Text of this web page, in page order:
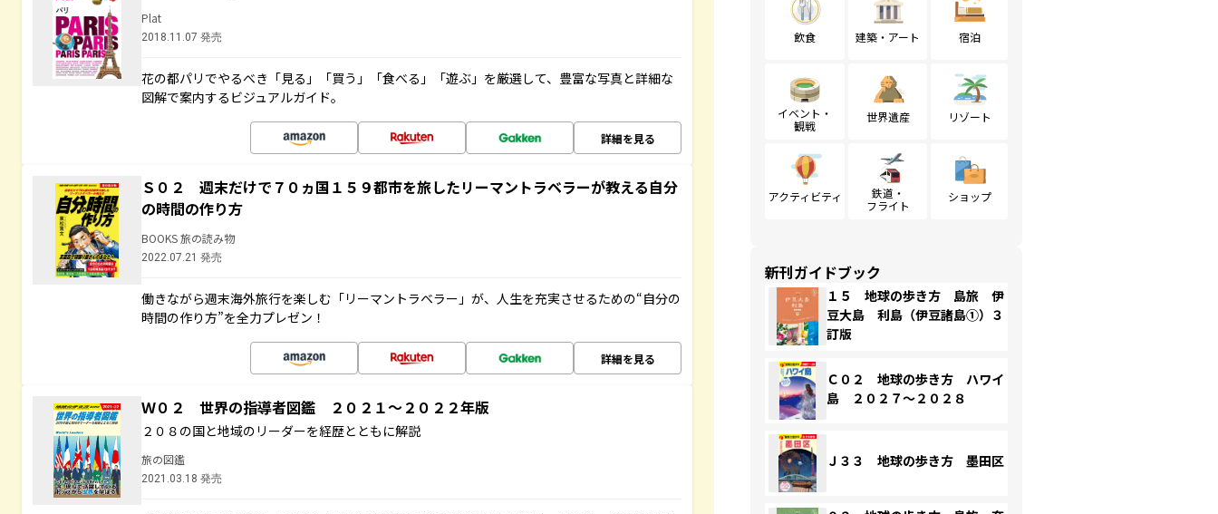
Plat
2018.11.07 発売
花の都パリでやるべき「見る」「買う」「食べる」「遊ぶ」を厳選して、豊富な写真と詳細な
図解で案内するビジュアルガイド。
詳細を見る
Ｓ０２ 週末だけで７０ヵ国１５９都市を旅したリーマントラベラーが教える自分
の時間の作り方
BOOKS 旅の読み物
2022.07.21 発売
働きながら週末海外旅行を楽しむ「リーマントラベラー」が、人生を充実させるための“自分の
時間の作り方”を全力プレゼン！
詳細を見る
Ｗ０２ 世界の指導者図鑑 ２０２１～２０２２年版
２０８の国と地域のリーダーを経歴とともに解説
旅の図鑑
2021.03.18 発売
飲食 建築・アート 宿泊
イベント・
観戦
世界遺産 リゾート
アクティビティ
鉄道・
フライト
ショップ
新刊ガイドブック
１５ 地球の歩き方 島旅 伊
豆大島 利島（伊豆諸島①）３
訂版
Ｃ０２ 地球の歩き方 ハワイ
島 ２０２７～２０２８
Ｊ３３ 地球の歩き方 墨田区